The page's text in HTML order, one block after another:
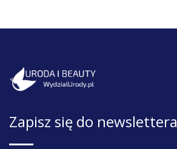
Zapisz się do newslettera